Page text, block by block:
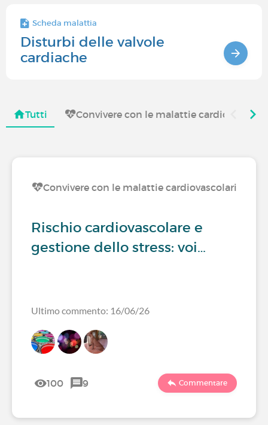
Scheda malattia
Disturbi delle valvole
cardiache
Tutti Convivere con le malattie
Convivere con le malattie cardiovascolari
Rischio cardiovascolare e
gestione dello stress: voi…
Ultimo commento: 16/06/26
100 9 Commentare